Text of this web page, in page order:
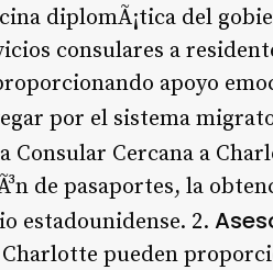
diplomÃ¡tica del
consulares a
apoyo
por el sistema
Consular Cercana a
de pasaportes, la
estadounidense. 2.
Charlotte pueden